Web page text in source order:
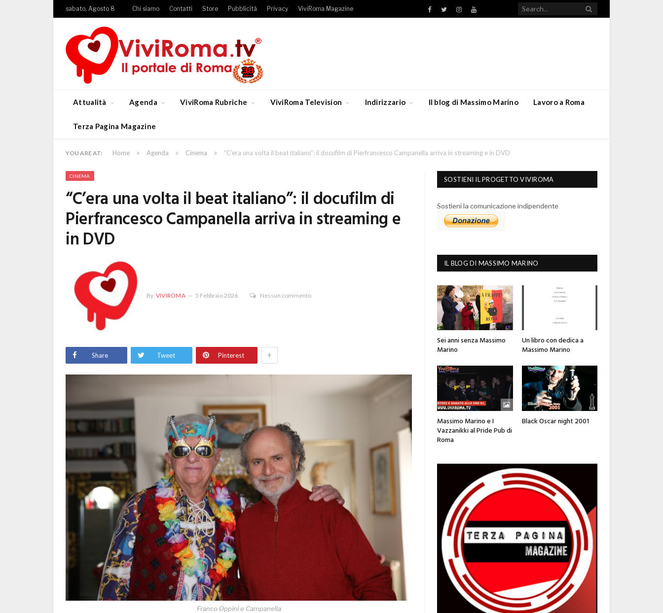
sabato, Agosto 8 Chi siamo Contatti Store Pubblicità Privacy ViviRoma Magazine Facebook
TwitterInstagramYouTube
Attualità Agenda ViviRoma Rubriche ViviRoma Television Indirizzario Il blog di Massimo Marino Lavoro a Roma
Terza Pagina Magazine
YOU ARE AT: Home » Agenda » Cinema » “C’era una volta il beat italiano”: il docufilm di Pierfrancesco Campanella arriva in streaming e in DVD
CINEMA
“C’era una volta il beat italiano”: il docufilm di
Pierfrancesco Campanella arriva in streaming e
in DVD
By VIVIROMA 5 Febbraio 2026 Nessun commento
Share Tweet Pinterest +
Franco Oppini e Campanella
SOSTIENI IL PROGETTO VIVIROMA
Sostieni la comunicazione indipendente
IL BLOG DI MASSIMO MARINO
Sei anni senza Massimo
Marino
Un libro con dedica a
Massimo Marino
Massimo Marino e I
Vazzanikki al Pride Pub di
Roma
Black Oscar night 2001